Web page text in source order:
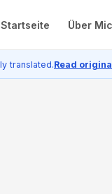
Startseite Über
translated.Read